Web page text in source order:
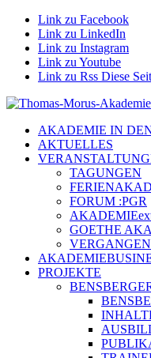
Link zu Facebook
Link zu LinkedIn
Link zu Instagram
Link zu Youtube
Link zu Rss Diese
AKADEMIE IN
AKTUELLES
TAGUNGEN
FORUM :PGR
GOETHE
PROJEKTE